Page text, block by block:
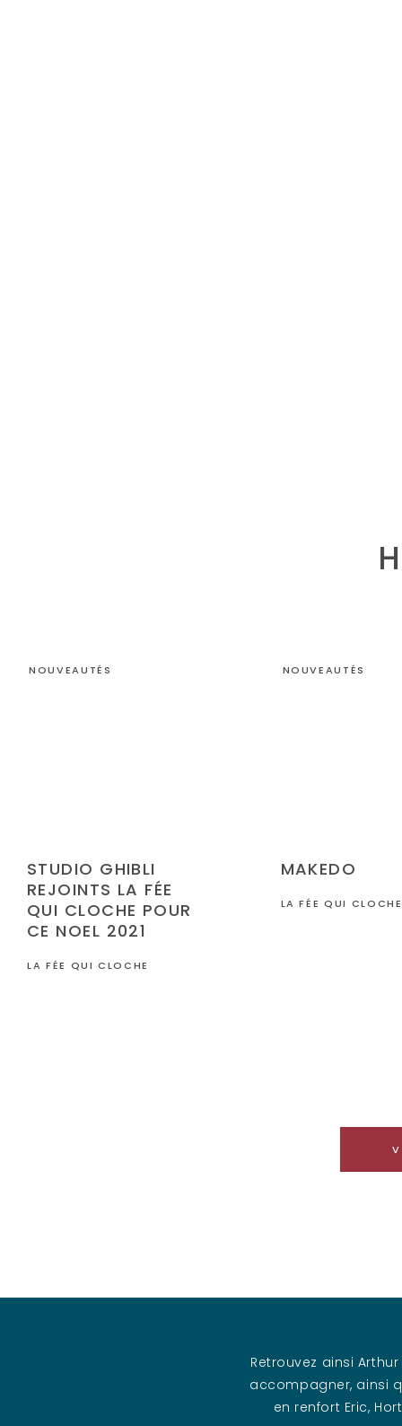
NOUVEAUTÉS
STUDIO GHIBLI
REJOINTS LA FÉE
QUI CLOCHE POUR
CE NOEL 2021
LA FÉE QUI CLOCHE
NOUVEAUTÉS
MAKEDO
LA FÉE QUI CLOCHE
Retrouvez ainsi
accompagner, ainsi
en renfort Eric,